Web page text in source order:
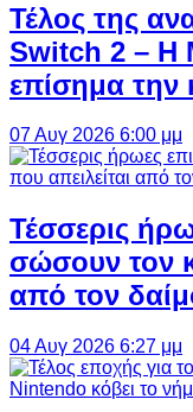
Τέλος της
Switch 2 – Η
επίσημα την
07 Αυγ 2026 6:00 μμ
Τέσσερις
σώσουν τον
από τον
04 Αυγ 2026 6:27 μμ